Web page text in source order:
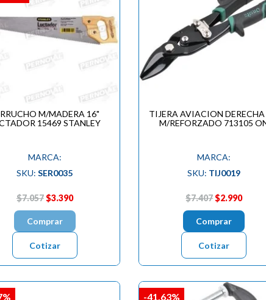
M/MADERA 16"
15469 STANLEY
MARCA:
SKU:SER0035
$7.057$3.390
Comprar
Cotizar
TIJERA AVIACION
M/REFORZADO 713105
MARCA:
SKU: TIJ0019
$7.407$2.990
Comprar
Cotizar
-41,63%